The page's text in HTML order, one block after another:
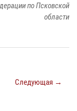
по Псковской
области
Следующая →